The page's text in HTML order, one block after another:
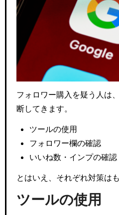
フォロワー購入を疑う人は
断してきます。
ツールの使用
フォロワー欄の確認
いいね数・インプの確認
とはいえ、それぞれ対策は
ツールの使用